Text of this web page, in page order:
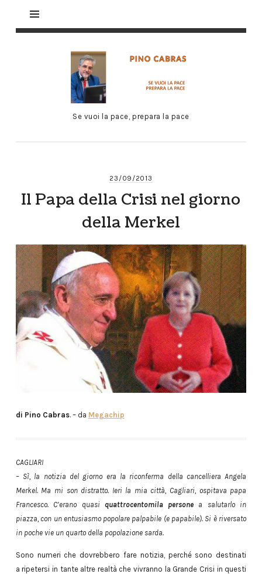
Se vuoi la pace, prepara la pace
23/09/2013
Il Papa della Crisi nel giorno
della Merkel
di Pino Cabras. – da Megachip
CAGLIARI
– Sì, la notizia del giorno era la riconferma della cancelliera Angela
Merkel. Ma mi son distratto. Ieri la mia città, Cagliari, ospitava papa
Francesco. C’erano quasi quattrocentomila persone a salutarlo in
piazza, con un entusiasmo popolare palpabile (e papabile). Si è riversato
in poche vie un quarto della popolazione sarda.
Sono numeri che dovrebbero fare notizia, perché sono destinati
a ripetersi in tante altre realtà che vivranno la Grande Crisi in questi